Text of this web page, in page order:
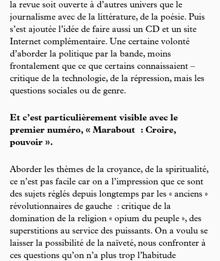
la revue soit ouverte à d’autres univers que le
journalisme avec de la littérature, de la poésie. Puis
s’est ajoutée l’idée de faire aussi un CD et un site
Internet complémentaire. Une certaine volonté
d’aborder la politique par la bande, moins
frontalement que ce que certains connaissaient –
critique de la technologie, de la répression, mais les
questions sociales ou de genre.
Et c’est particulièrement visible avec le
premier numéro, « Marabout : Croire,
pouvoir ».
Aborder les thèmes de la croyance, de la spiritualité,
ce n’est pas facile car on a l’impression que ce sont
des sujets réglés depuis longtemps par les « anciens »
révolutionnaires de gauche : critique de la
domination de la religion « opium du peuple », des
superstitions au service des puissants. On a voulu se
laisser la possibilité de la naïveté, nous confronter à
ces questions qu’on n’a plus trop l’habitude